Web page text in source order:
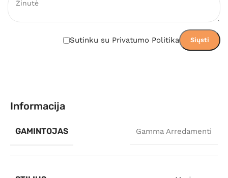
Sutinku su Privatumo Politika
Informacija
GAMINTOJAS Gamma Arredamenti